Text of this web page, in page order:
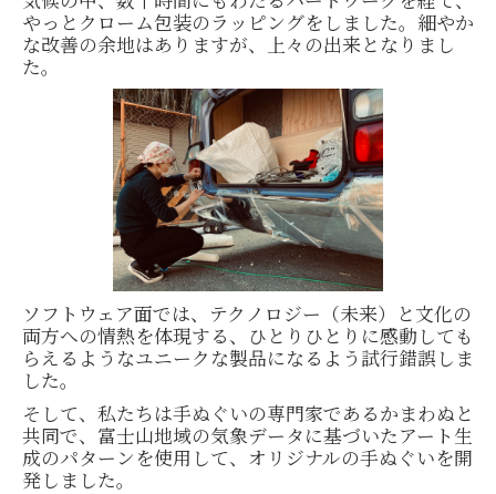
やっとクローム包装のラッピングをしました。細やか
な改善の余地はありますが、上々の出来となりまし
た。
ソフトウェア面では、テクノロジー（未来）と文化の
両方への情熱を体現する、ひとりひとりに感動しても
らえるようなユニークな製品になるよう試行錯誤しま
した。
そして、私たちは手ぬぐいの専門家であるかまわぬと
共同で、富士山地域の気象データに基づいたアート生
成のパターンを使用して、オリジナルの手ぬぐいを開
発しました。